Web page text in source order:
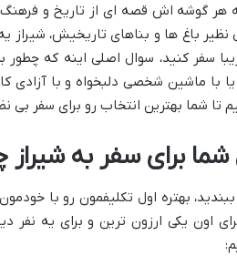
هر گوشه اش قصه ای از تاریخ و
باغ ها و بناهای تاریخیش، شیراز
سفر کنید، سوال اصلی اینه که چطور
با ماشین شخصی دلبخواه و با آزادی
تا شما بهترین انتخاب رو برای سفر بی
برای سفر به شیراز
بهتره اول تکلیفمون رو با
اون یکی ارزون ترین و برای یه